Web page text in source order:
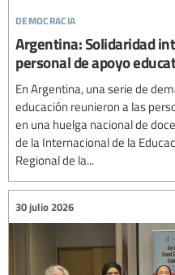
democracia
Argentina: Solidaridad
personal de apoyo
En Argentina, una serie de
educación reunieron a las
en una huelga nacional de
de la Internacional de la
Regional de la...
30 julio 2026